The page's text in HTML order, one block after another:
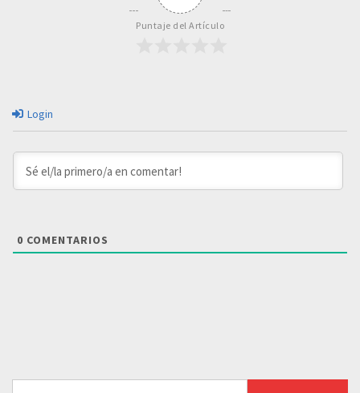
Puntaje del Artículo
Login
0 COMENTARIOS